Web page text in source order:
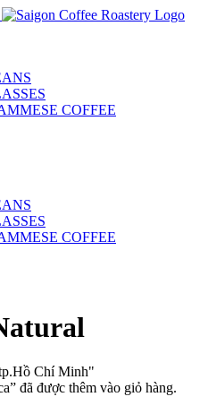
COFFEE
COFFEE
Chí Minh"
đã được thêm vào giỏ hàng.